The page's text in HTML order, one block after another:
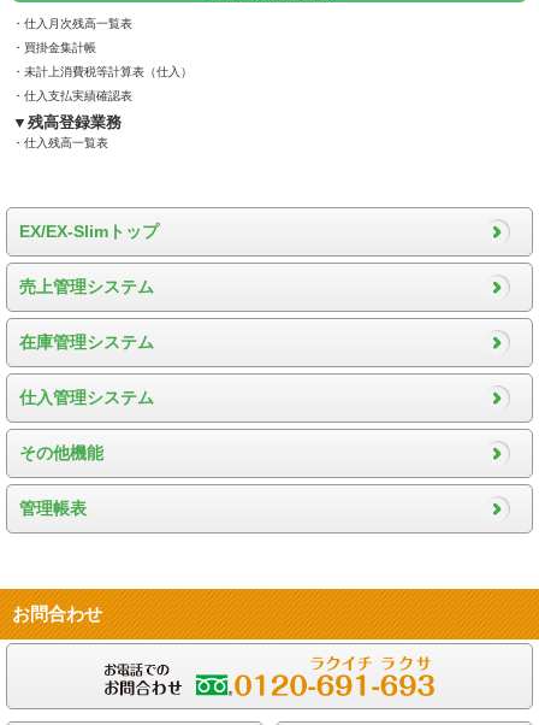
仕入月次残高一覧表
買掛金集計帳
未計上消費税等計算表（仕入）
仕入支払実績確認表
残高登録業務
仕入残高一覧表
EX/EX-Slimトップ
売上管理システム
在庫管理システム
仕入管理システム
その他機能
管理帳表
お問合わせ